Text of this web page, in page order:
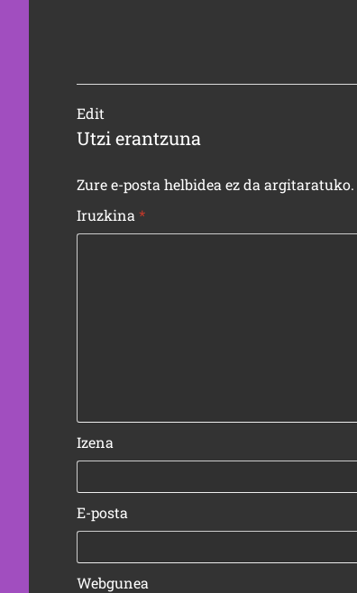
Edit
Utzi erantzuna
Zure e-posta helbidea ez da argitaratuko.
Iruzkina*
Izena
E-posta
Webgunea